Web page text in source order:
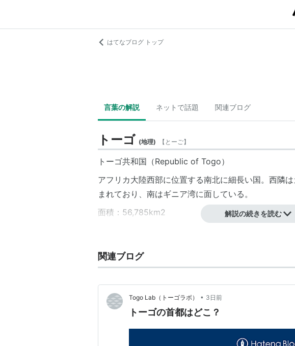
はてなブログ トップ
言葉の解説 ネットで話題 関連ブログ
トーゴ (地理) 【 とーご】
トーゴ共和国 （Republic of Togo）
アフリカ大陸西部に位置する南北に細長い国。西隣は
まれており、南はギニア湾に面している。
面積：56,785km2
民族：エヴェ族（約35％）をはじめ約40の部族からな
言語：フランス語（公用語）、エヴェ語、カブレ語他
通貨：CFAフラン
アクセス：日本からの直通便は無いため、アメリカ
間程度で到着。
解説の続きを読む
関連ブログ
Togo Lab（トーゴラボ） • 3日前
トーゴの首都はどこ？